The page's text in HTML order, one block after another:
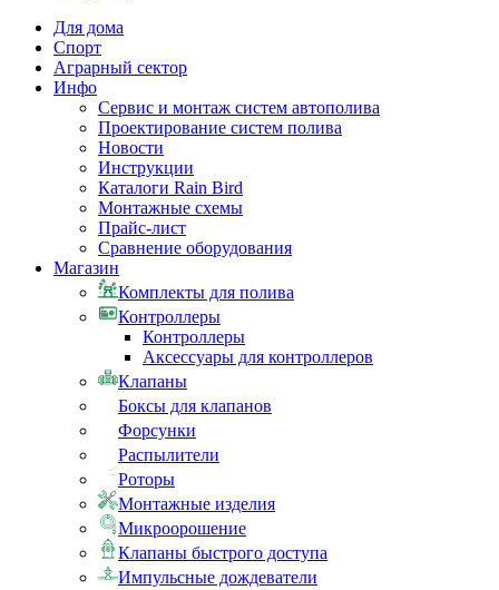
Для дома
Спорт
Аграрный сектор
Инфо
Сервис и монтаж систем автополива
Проектирование систем полива
Новости
Инструкции
Каталоги Rain Bird
Монтажные схемы
Прайс-лист
Сравнение оборудования
Магазин
Комплекты для полива
Контроллеры
Контроллеры
Аксессуары для контроллеров
Клапаны
Боксы для клапанов
Форсунки
Распылители
Роторы
Монтажные изделия
Микроорошение
Клапаны быстрого доступа
Импульсные дождеватели